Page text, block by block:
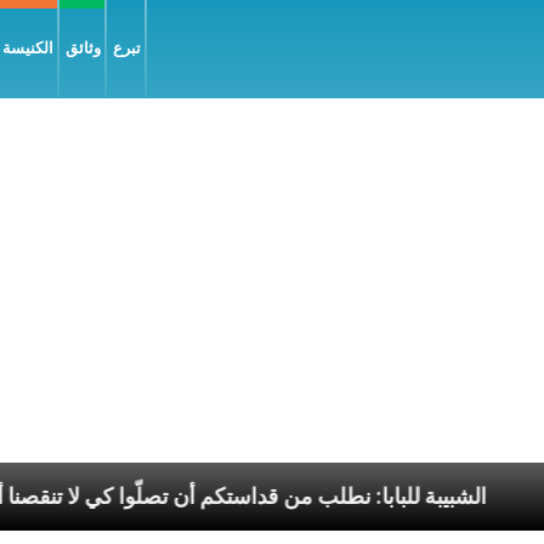
وثائق تبرع
الشبيبة للبابا: نطلب من قداستكم أن تصلّوا السّلام